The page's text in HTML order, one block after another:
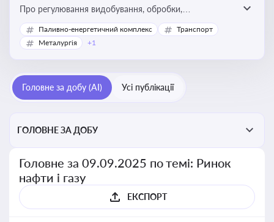
Про регулювання видобування, обробки,
транспортування та реалізації нафти й природного
газу, що критично важливо для енергетичної безпеки,
Паливно-енергетичний комплекс
Транспорт
Металургія
+1
Головне за добу (AI) Усі публікації
ГОЛОВНЕ ЗА ДОБУ
Головне за 09.09.2025 по темі: Ринок
нафти і газу
ЕКСПОРТ